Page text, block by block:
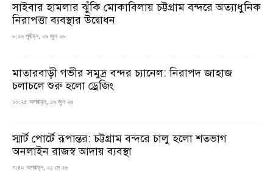
সাইবার হামলার ঝুঁকি মোকাবিলায় চট্টগ্রাম বন্দরে অত্যাধুনিক
নিরাপত্তা ব্যবস্থার উদ্বোধন
৮:২৬ পূর্বাহ্ন, ২৯ জুন ২৬
মাতারবাড়ী গভীর সমুদ্র বন্দর চ্যানেল: নিরাপদ জাহাজ
চলাচলে শুরু হলো ড্রেজিং
১০:২৫ অপরাহ্ন, ১৬ জুন ২৬
স্মার্ট পোর্টে রূপান্তর: চট্টগ্রাম বন্দরে চালু হলো শতভাগ
অনলাইন রাজস্ব আদায় ব্যবস্থা
৭:৪০ অপরাহ্ন, ২১ মে ২৬